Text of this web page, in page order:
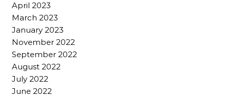
April 2023
March 2023
January 2023
November 2022
September 2022
August 2022
July 2022
June 2022